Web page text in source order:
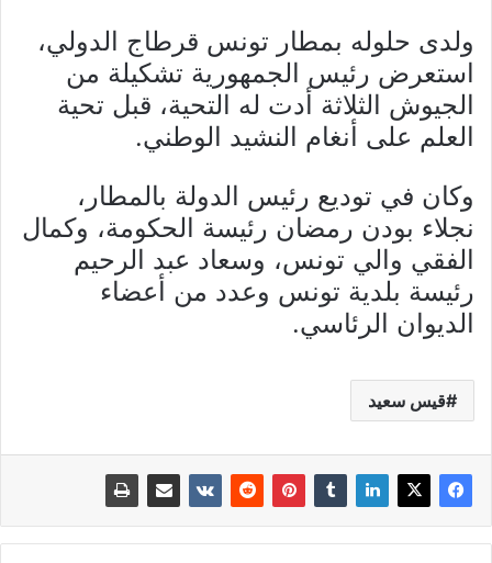
ولدى حلوله بمطار تونس قرطاج الدولي،
استعرض رئيس الجمهورية تشكيلة من
الجيوش الثلاثة أدت له التحية، قبل تحية
العلم على أنغام النشيد الوطني.
وكان في توديع رئيس الدولة بالمطار،
نجلاء بودن رمضان رئيسة الحكومة، وكمال
الفقي والي تونس، وسعاد عبد الرحيم
رئيسة بلدية تونس وعدد من أعضاء
الديوان الرئاسي.
قيس سعيد